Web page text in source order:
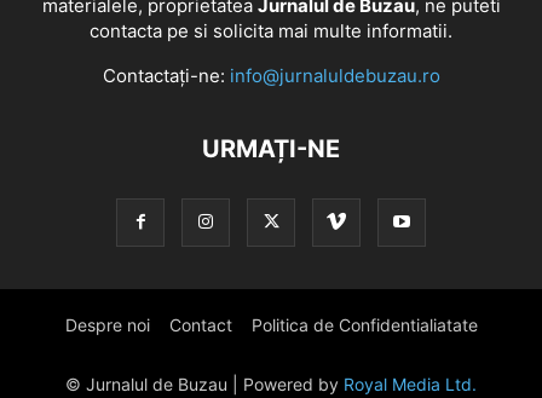
materialele, proprietatea Jurnalul de Buzau, ne puteti
contacta pe si solicita mai multe informatii.
Contactați-ne: info@jurnaluldebuzau.ro
URMAȚI-NE
Despre noi Contact Politica de Confidentialiatate
© Jurnalul de Buzau | Powered by Royal Media Ltd.